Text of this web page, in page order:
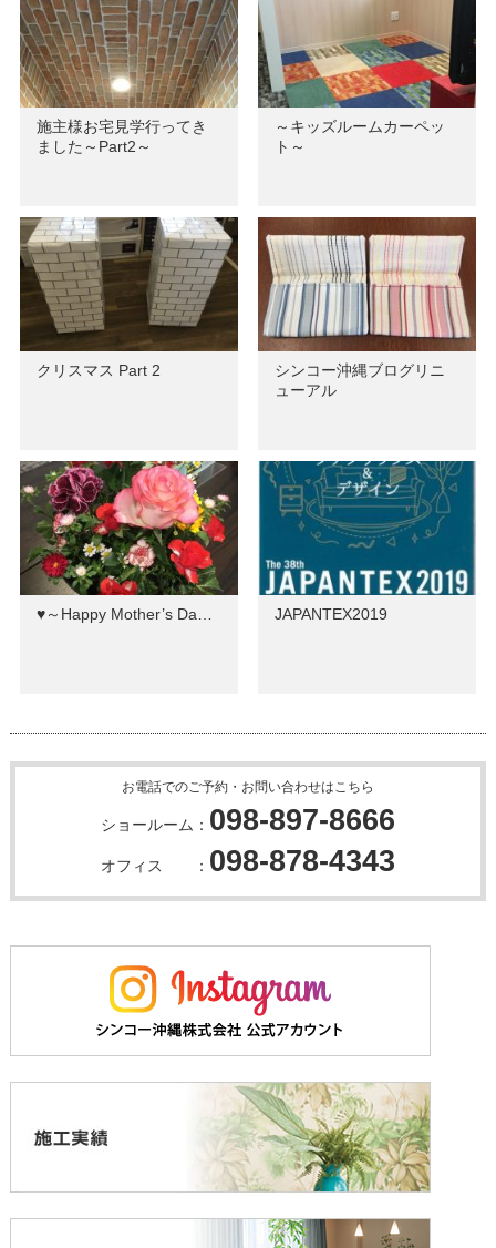
施主様お宅見学行ってき
ました～Part2～
～キッズルームカーペッ
ト～
クリスマス Part 2
シンコー沖縄ブログリニ
ューアル
♥～Happy Mother’s Da… JAPANTEX2019
お電話でのご予約・お問い合わせはこちら
ショールーム： 098-897-8666
オフィス ： 098-878-4343